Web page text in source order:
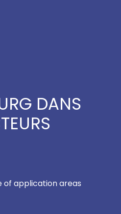
DANS
of application areas